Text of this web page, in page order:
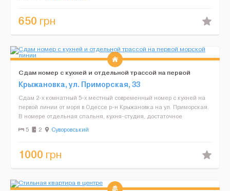
650 грн
Сдам номер с кухней и отдельной трассой на первой
морской линии
Крыжановка, ул. Приморская, 33
Сдам 2-х комнатный 5-х местный современный номер с кухней на
первой линии от моря в Одессе р-н Крыжановка на ул. Приморская.
В номере отдельная спальня, кухня-студия, достаточное
количество посуды, душ, туалет, холодильник, кондиц...
5 2 Суворовський
1000 грн